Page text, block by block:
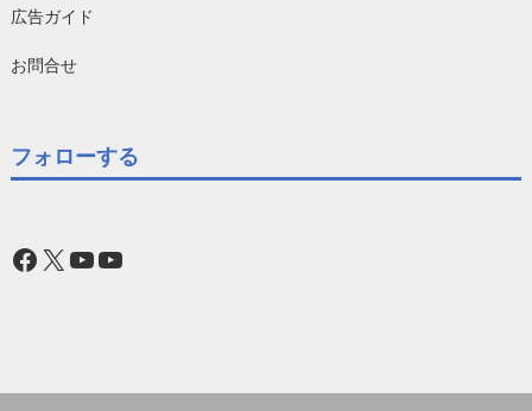
広告ガイド
お問合せ
フォローする
Facebook
X YouTube
YouTube